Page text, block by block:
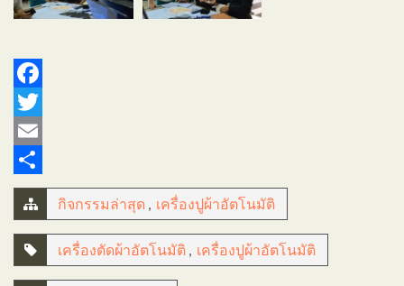
Facebook
Twitter
Email
Share
กิจกรรมล่าสุด , เครื่องปูผ้าอัตโนมัติ
เครื่องตัดผ้าอัตโนมัติ , เครื่องปูผ้าอัตโนมัติ